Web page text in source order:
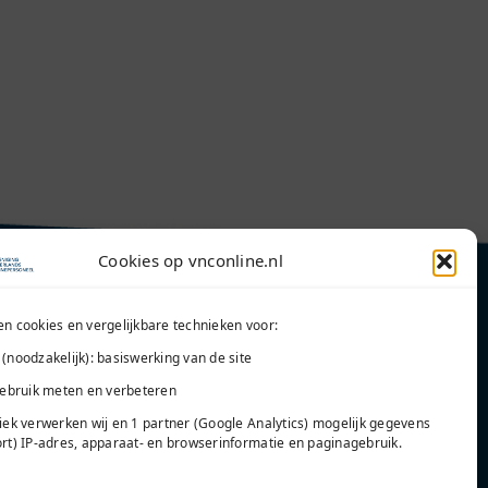
Cookies op vnconline.nl
cookies en vergelijkbare technieken voor:
basiswerking van de site
meten en verbeteren
verwerken wij en 1 partner (Google Analytics) mogelijk gegevens
IP-adres, apparaat- en browserinformatie en paginagebruik.
Word lid